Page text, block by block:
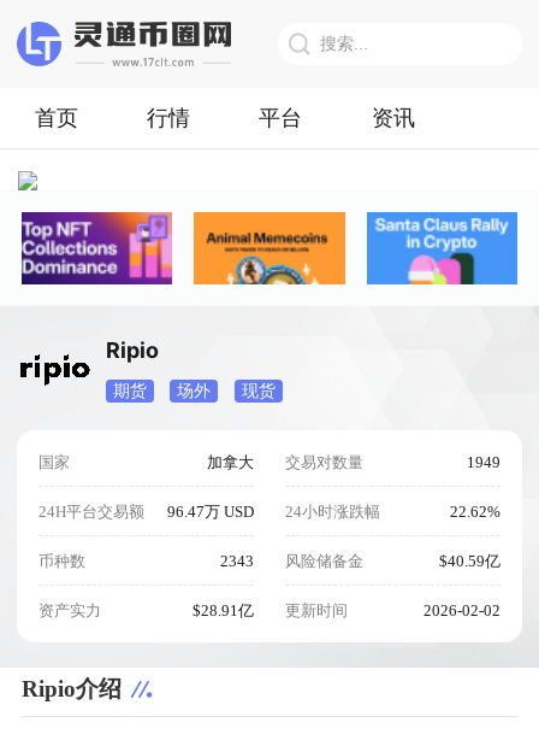
首页 行情 平台 资讯
Ripio
期货 场外 现货
国家 加拿大
24H平台交易额 96.47万 USD
币种数 2343
资产实力 $28.91亿
交易对数量 1949
24小时涨跌幅 22.62%
风险储备金 $40.59亿
更新时间 2026-02-02
Ripio介绍